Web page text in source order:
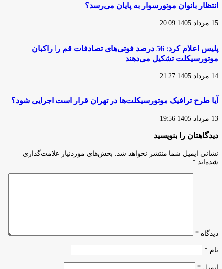
برابری
است
انتظار بانوان موتورسوار به پایان می‌رسد؟
15 مرداد 1405 20:09
پلیس اعلام کرد: 56 درصد فوتی‌های تصادفات قم را راکبان
موتورسیکلت تشکیل می‌دهند
14 مرداد 1405 21:27
آیا طرح ترافیک موتورسیکلت‌ها در تهران قرار است اجرایی شود؟
13 مرداد 1405 19:56
دیدگاهتان را بنویسید
نشانی ایمیل شما منتشر نخواهد شد.
بخش‌های موردنیاز علامت‌گذاری
شده‌اند *
دیدگاه *
نام *
ایمیل *